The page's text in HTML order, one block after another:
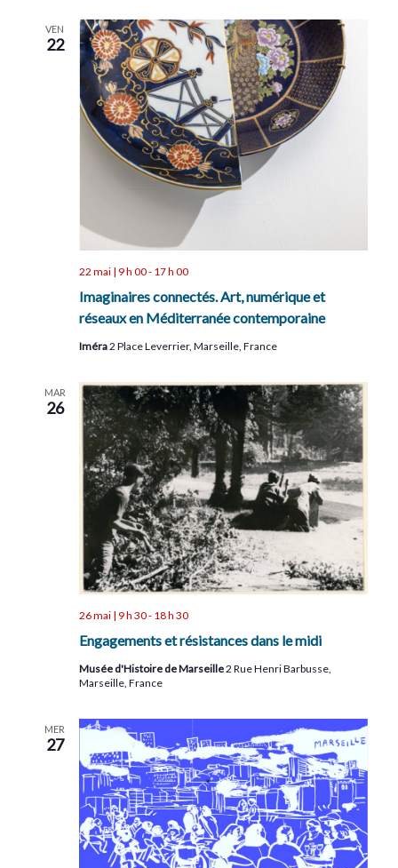
VEN
22
Imaginaires connectés. Art, numérique et
réseaux en Méditerranée contemporaine
22 mai | 9 h 00- 17 h 00
Iméra2 Place Leverrier, Marseille, France
MAR
26
Engagements et résistances dans le midi
26 mai | 9 h 30- 18 h 30
Musée d'Histoire de Marseille2 Rue Henri Barbusse,
Marseille, France
MER
27